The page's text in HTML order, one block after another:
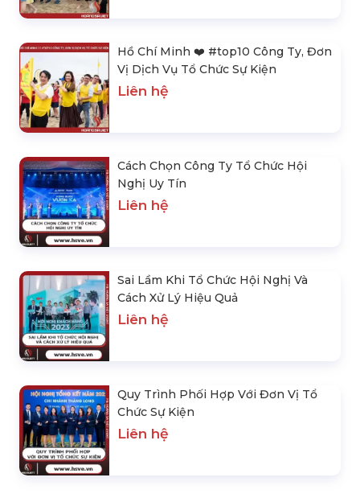
Hồ Chí Minh ❤️️ #top10 Công Ty, Đơn
Vị Dịch Vụ Tổ Chức Sự Kiện
Liên hệ
Cách Chọn Công Ty Tổ Chức Hội
Nghị Uy Tín
Liên hệ
Sai Lầm Khi Tổ Chức Hội Nghị Và
Cách Xử Lý Hiệu Quả
Liên hệ
Quy Trình Phối Hợp Với Đơn Vị Tổ
Chức Sự Kiện
Liên hệ